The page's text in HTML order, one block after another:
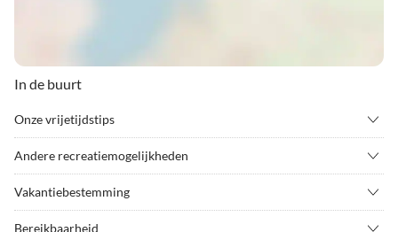
In de buurt
Onze vrijetijdstips
• Boogschieten
• Fietsen/fietsen • Fietsverhuur
Andere recreatiemogelijkheden
Vakantiebestemming
Bereikbaarheid